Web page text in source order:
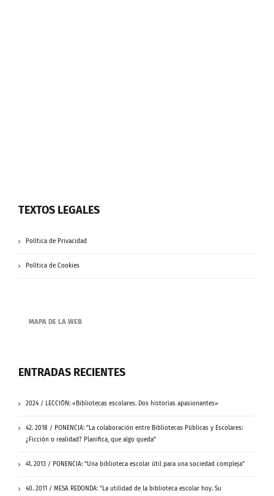
TEXTOS LEGALES
Política de Privacidad
Política de Cookies
MAPA DE LA WEB
ENTRADAS RECIENTES
2024 / LECCIÓN: «Bibliotecas escolares. Dos historias apasionantes»
42. 2018 / PONENCIA: “La colaboración entre Bibliotecas Públicas y Escolares:
¿Ficción o realidad? Planifica, que algo queda”
41. 2013 / PONENCIA: “Una biblioteca escolar útil para una sociedad compleja”
40. 2011 / MESA REDONDA: “La utilidad de la biblioteca escolar hoy. Su